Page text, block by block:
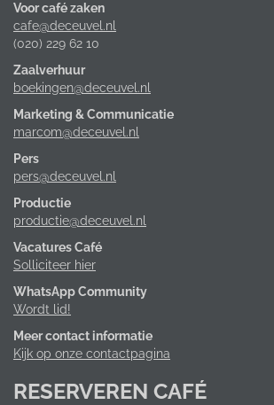
Voor café zaken
cafe@deceuvel.nl
(020) 229 62 10
Zaalverhuur
boekingen@deceuvel.nl
Marketing & Communicatie
marcom@deceuvel.nl
Pers
pers@deceuvel.nl
Productie
productie@deceuvel.nl
Vacatures Café
Solliciteer hier
WhatsApp Community
Wordt lid!
Meer contact informatie
Kijk op onze contactpagina
RESERVEREN CAFÉ